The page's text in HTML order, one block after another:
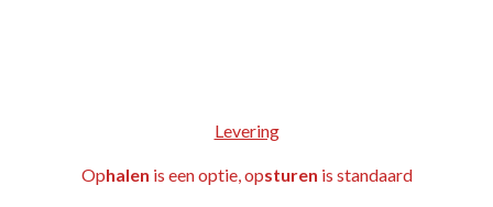
Levering
Ophalen is een optie, opsturen is standaard